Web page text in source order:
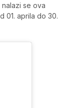
se ova
01. aprila do 30.